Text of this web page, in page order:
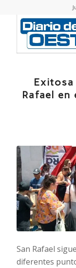
Exitosa
Rafael
San Rafael
diferentes